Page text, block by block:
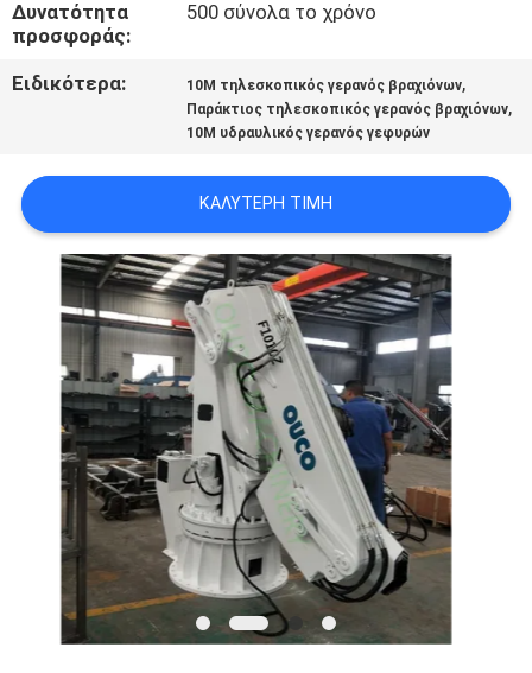
ΥΠΟΘΈΣΕΙΣ
US
SITEMAP
ΠΟΛΙΤΙΚΉ
ΑΠΟΡΡΉΤΟΥ
Δυνατότητα
προσφοράς:
500 σύνολα το χρόνο
Ειδικότερα: 10M τηλεσκοπικός γερανός βραχιόνων,
Παράκτιος τηλεσκοπικός γερανός βραχιόνων,
10M υδραυλικός γερανός γεφυρών
ΚΑΛΎΤΕΡΗ ΤΙΜΉ